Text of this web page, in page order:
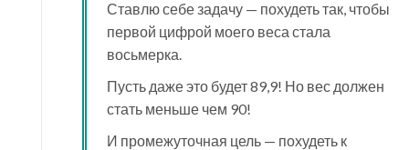
Ставлю себе задачу — похудеть так, чтобы
первой цифрой моего веса стала
восьмерка.
Пусть даже это будет 89,9! Но вес должен
стать меньше чем 90!
И промежуточная цель — похудеть к